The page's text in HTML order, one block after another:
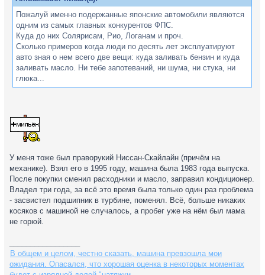
Пожалуй именно подержанные японские автомобили являются
одним из самых главных конкурентов ФПС.
Куда до них Солярисам, Рио, Логанам и проч.
Сколько примеров когда люди по десять лет эксплуатируют
авто зная о нем всего две вещи: куда заливать бензин и куда
заливать масло. Ни тебе запотеваний, ни шума, ни стука, ни
глюка...
У меня тоже был праворукий Ниссан-Скайлайн (причём на
механике). Взял его в 1995 году, машина была 1983 года выпуска.
После покупки сменил расходники и масло, заправил кондиционер.
Владел три года, за всё это время была только один раз проблема
- засвистел подшипник в турбине, поменял. Всё, больше никаких
косяков с машиной не случалось, а пробег уже на нём был мама
не горюй.
В общем и целом, честно сказать, машина превзошла мои
ожидания. Опасался, что хорошая оценка в некоторых моментах